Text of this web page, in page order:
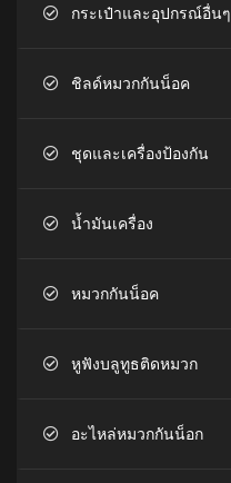
กระเป๋าและอุปกรณ์อื่นๆ
ชิลด์หมวกกันน็อค
ชุดและเครื่องป้องกัน
น้ำมันเครื่อง
หมวกกันน็อค
หูฟังบลูทูธติดหมวก
อะไหล่หมวกกันน็อก